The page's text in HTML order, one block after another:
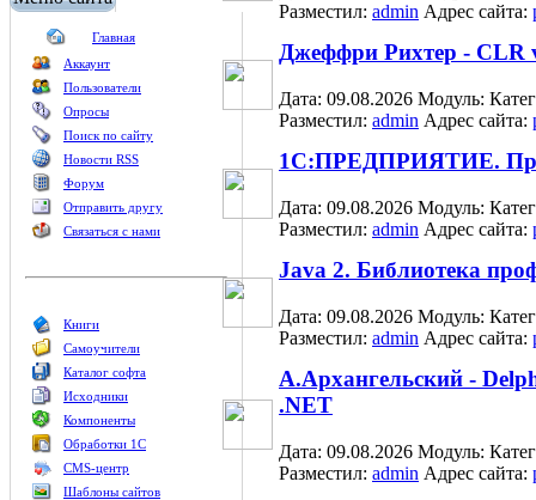
Главная
Аккаунт
Пользователи
Опросы
Поиск по сайту
Новости RSS
Форум
Отправить другу
Связаться с нами
Книги
Самоучители
Каталог софта
Исходники
Компоненты
Обработки 1С
CMS-центр
Шаблоны сайтов
Разместил: admin Адрес сайта:
Джеффри Рихтер - CLR
Дата: 09.08.2026 Модуль:
Разместил: admin Адрес сайта:
1С:ПРЕДПРИЯТИЕ.
Дата: 09.08.2026 Модуль:
Разместил: admin Адрес сайта:
Java 2. Библиотека
Дата: 09.08.2026 Модуль:
Разместил: admin Адрес сайта:
А.Архангельский -
.NET
Дата: 09.08.2026 Модуль:
Разместил: admin Адрес сайта: